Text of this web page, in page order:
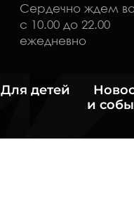
Сердечно ждем
с 10.00 до 22.00
ежедневно
Для детей
и